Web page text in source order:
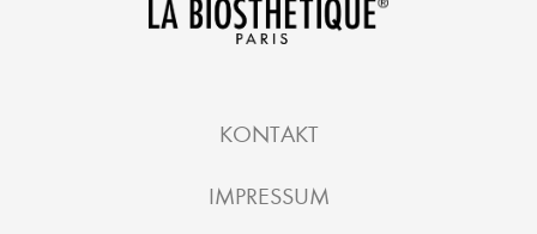
KONTAKT
IMPRESSUM